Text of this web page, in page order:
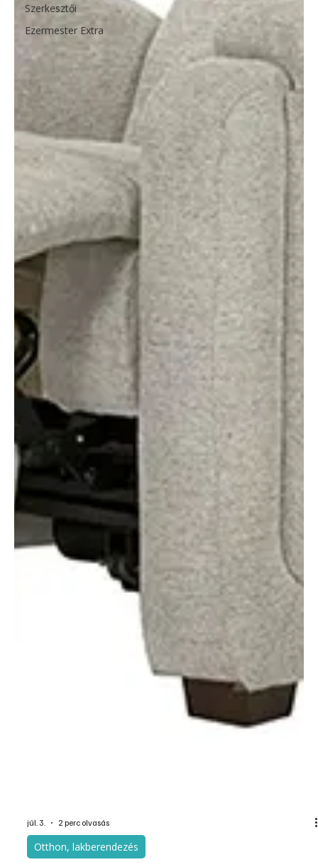
Szerkesztői
Ezermester Extra